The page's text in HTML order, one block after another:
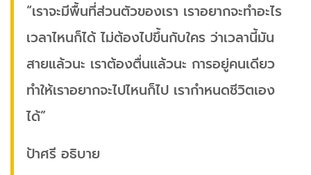
“เราจะมีพื้นที่ส่วนตัวของเรา เราอยากจะทำอะไร
เวลาไหนก็ได้ ไม่ต้องไปขึ้นกับใคร ว่าเวลานี้มัน
สายแล้วนะ เราต้องตื่นแล้วนะ การอยู่คนเดียว
ทำให้เราอยากจะไปไหนก็ไป เรากำหนดชีวิตเอง
ได้”
ป้าศรี อธิบาย